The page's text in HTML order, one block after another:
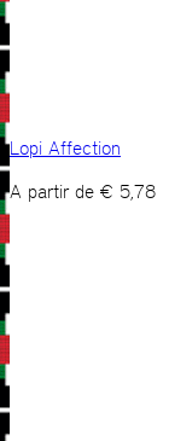
Lopi Affection
A partir de € 5,78